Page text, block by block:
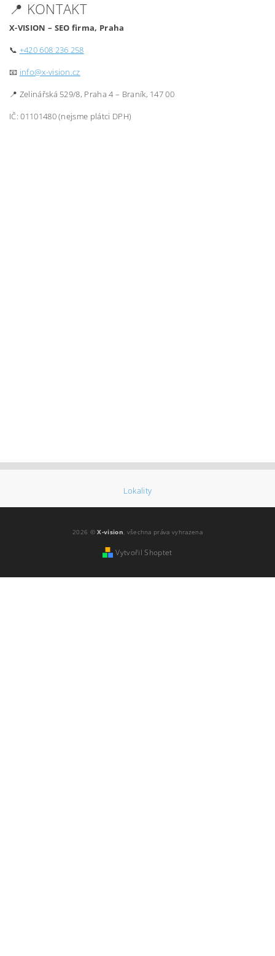
📍 KONTAKT
X-VISION – SEO firma, Praha
📞 +420 608 236 258
📧 info@x-vision.cz
📍 Zelinářská 529/8, Praha 4 – Braník, 147 00
IČ: 01101480 (nejsme plátci DPH)
Lokality
2026 ©X-vision, všechna práva vyhrazena
Vytvořil Shoptet